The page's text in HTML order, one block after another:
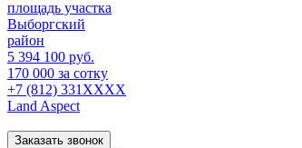
площадь участка
Выборгский
район
5 394 100 руб.
170 000 за сотку
+7 (812) 331XXXX
Land Aspect
Заказать звонок